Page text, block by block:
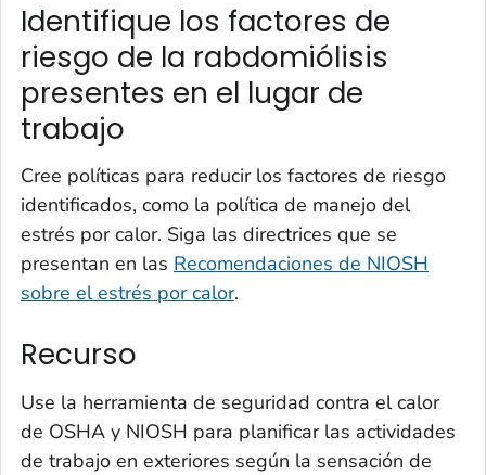
Identifique los factores de
riesgo de la rabdomiólisis
presentes en el lugar de
trabajo
Cree políticas para reducir los factores de riesgo
identificados, como la política de manejo del
estrés por calor. Siga las directrices que se
presentan en las Recomendaciones de NIOSH
sobre el estrés por calor.
Recurso
Use la herramienta de seguridad contra el calor
de OSHA y NIOSH para planificar las actividades
de trabajo en exteriores según la sensación de